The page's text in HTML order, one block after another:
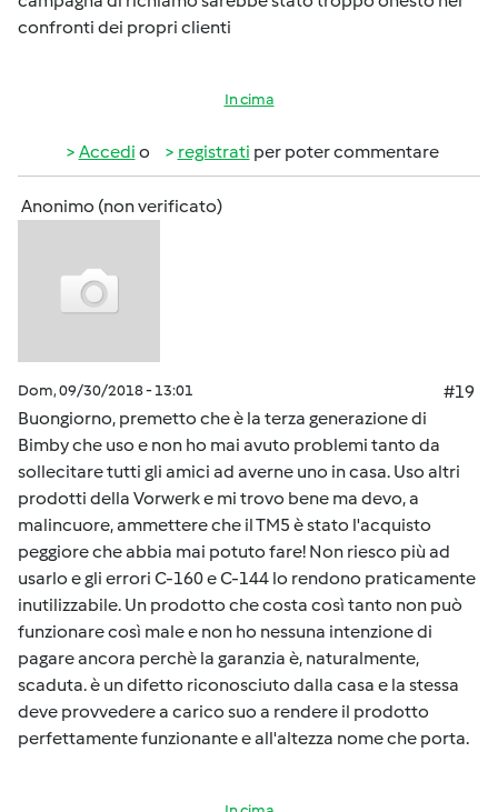
confronti dei propri clienti
In cima
Accedi o registrati per poter commentare
Anonimo (non verificato)
Dom, 09/30/2018 - 13:01
#19
Buongiorno, premetto che è la terza generazione di
Bimby che uso e non ho mai avuto problemi tanto da
sollecitare tutti gli amici ad averne uno in casa. Uso altri
prodotti della Vorwerk e mi trovo bene ma devo, a
malincuore, ammettere che il TM5 è stato l'acquisto
peggiore che abbia mai potuto fare! Non riesco più ad
usarlo e gli errori C-160 e C-144 lo rendono praticamente
inutilizzabile. Un prodotto che costa così tanto non può
funzionare così male e non ho nessuna intenzione di
pagare ancora perchè la garanzia è, naturalmente,
scaduta. è un difetto riconosciuto dalla casa e la stessa
deve provvedere a carico suo a rendere il prodotto
perfettamente funzionante e all'altezza nome che porta.